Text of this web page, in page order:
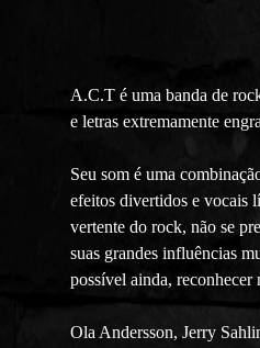
A.C.T é uma banda de
e letras extremamente
Seu som é uma
efeitos divertidos e vocais
vertente do rock, não se
suas grandes influências
possível ainda, reconhecer
Ola Andersson, Jerry